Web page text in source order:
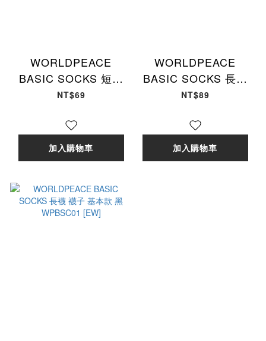
WORLDPEACE
BASIC SOCKS 短襪
襪子 踝襪 基本款 白
NT$69
加入購物車
WORLDPEACE
BASIC SOCKS 長襪
襪子 基本款 白
NT$89
加入購物車